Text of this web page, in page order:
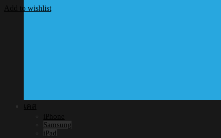
เคส
iPhone
Samsung
iPad
Add to wishlist